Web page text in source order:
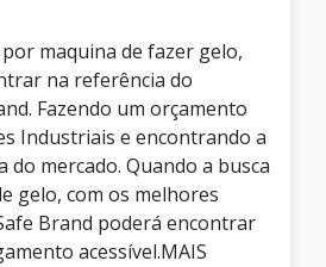
maquina de fazer gelo,
na referência do
Fazendo um orçamento
Industriais e encontrando a
do mercado. Quando a busca
gelo, com os melhores
Brand poderá encontrar
acessível.MAIS